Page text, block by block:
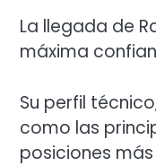
La llegada de
máxima
Su perfil
como las
posiciones